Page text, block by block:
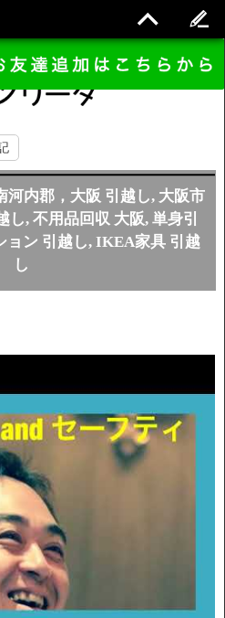
河内郡，大阪 引越し, 大阪市
し, 不用品回収 大阪, 単身引
ョン 引越し, IKEA家具 引越
し